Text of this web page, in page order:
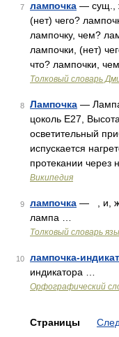
7 лампочка — сущ.,
(нет) чего?
лампочку, чем?
лампочки, (нет)
что? лампочки,
Толковый словарь
8 Лампочка — Лампа
цоколь E27,
осветительный
испускается
протекании через
Википедия
9 лампочка — , и, ж.
лампа …
Толковый словарь
10 лампочка-
индикатора …
Орфографический
Страницы